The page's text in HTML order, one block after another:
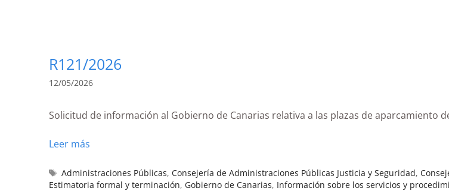
R121/2026
12/05/2026
Solicitud de información al Gobierno de Canarias relativa a las plazas de aparcamiento
Leer más
Administraciones Públicas,Consejería de Administraciones Públicas Justicia y Seguridad,
Estimatoria formal y terminación, Gobierno de Canarias, Información sobre los servicios y